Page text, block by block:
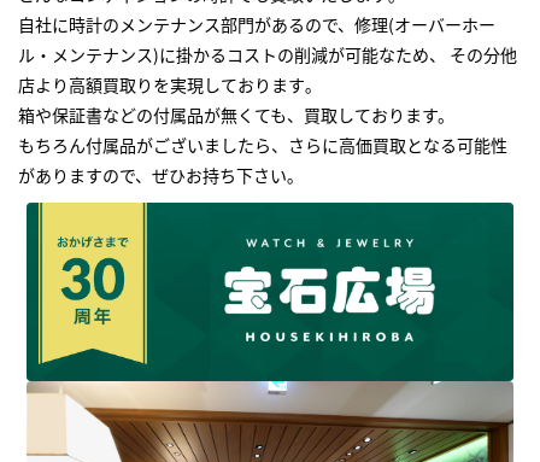
自社に時計のメンテナンス部門があるので、修理(オーバーホー
ル・メンテナンス)に掛かるコストの削減が可能なため、 その分他
店より高額買取りを実現しております｡
箱や保証書などの付属品が無くても、買取しております。
もちろん付属品がございましたら、さらに高価買取となる可能性
がありますので、ぜひお持ち下さい｡